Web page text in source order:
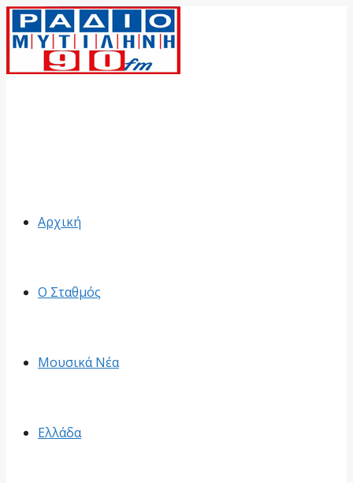
Αρχική
Ο Σταθμός
Μουσικά Νέα
Ελλάδα